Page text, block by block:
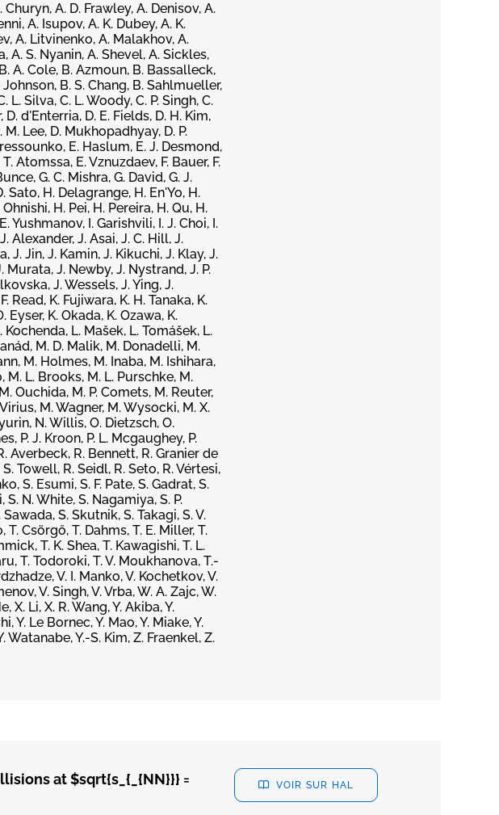
A. D. Frawley, A. Denisov, A.
A. Isupov, A. K. Dubey, A. K.
A. Litvinenko, A. Malakhov, A.
A. S. Nyanin, A. Shevel, A. Sickles,
A. Cole, B. Azmoun, B. Bassalleck,
B. S. Chang, B. Sahlmueller,
Silva, C. L. Woody, C. P. Singh, C.
d'Enterria, D. E. Fields, D. H. Kim,
Lee, D. Mukhopadhyay, D. P.
E. Haslum, E. J. Desmond,
Atomssa, E. Vznuzdaev, F. Bauer, F.
G. C. Mishra, G. David, G. J.
Sato, H. Delagrange, H. En'Yo, H.
H. Pei, H. Pereira, H. Qu, H.
Yushmanov, I. Garishvili, I. J. Choi, I.
Alexander, J. Asai, J. C. Hill, J.
J. Jin, J. Kamin, J. Kikuchi, J. Klay, J.
Murata, J. Newby, J. Nystrand, J. P.
J. Wessels, J. Ying, J.
Read, K. Fujiwara, K. H. Tanaka, K.
Eyser, K. Okada, K. Ozawa, K.
Kochenda, L. Mašek, L. Tomášek, L.
M. D. Malik, M. Donadelli, M.
M. Holmes, M. Inaba, M. Ishihara,
M. L. Brooks, M. L. Purschke, M.
Ouchida, M. P. Comets, M. Reuter,
M. Wagner, M. Wysocki, M. X.
N. Willis, O. Dietzsch, O.
P. J. Kroon, P. L. Mcgaughey, P.
Averbeck, R. Bennett, R. Granier de
Towell, R. Seidl, R. Seto, R. Vértesi,
S. Esumi, S. F. Pate, S. Gadrat, S.
N. White, S. Nagamiya, S. P.
S. Skutnik, S. Takagi, S. V.
T. Csörgő, T. Dahms, T. E. Miller, T.
T. K. Shea, T. Kawagishi, T. L.
T. Todoroki, T. V. Moukhanova, T.-
V. I. Manko, V. Kochetkov, V.
V. Singh, V. Vrba, W. A. Zajc, W.
X. Li, X. R. Wang, Y. Akiba, Y.
Y. Le Bornec, Y. Mao, Y. Miake, Y.
Watanabe, Y.-S. Kim, Z. Fraenkel, Z.
at $sqrt{s_{_{NN}}} =
VOIR SUR HAL